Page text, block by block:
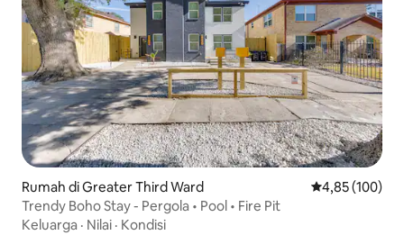
Rumah di Greater Third Ward Nilai rata-rata
4,85 (100)
Trendy Boho Stay - Pergola • Pool • Fire Pit
Keluarga · Nilai · Kondisi